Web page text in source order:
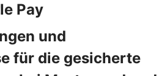
Pay
und
für die gesicherte